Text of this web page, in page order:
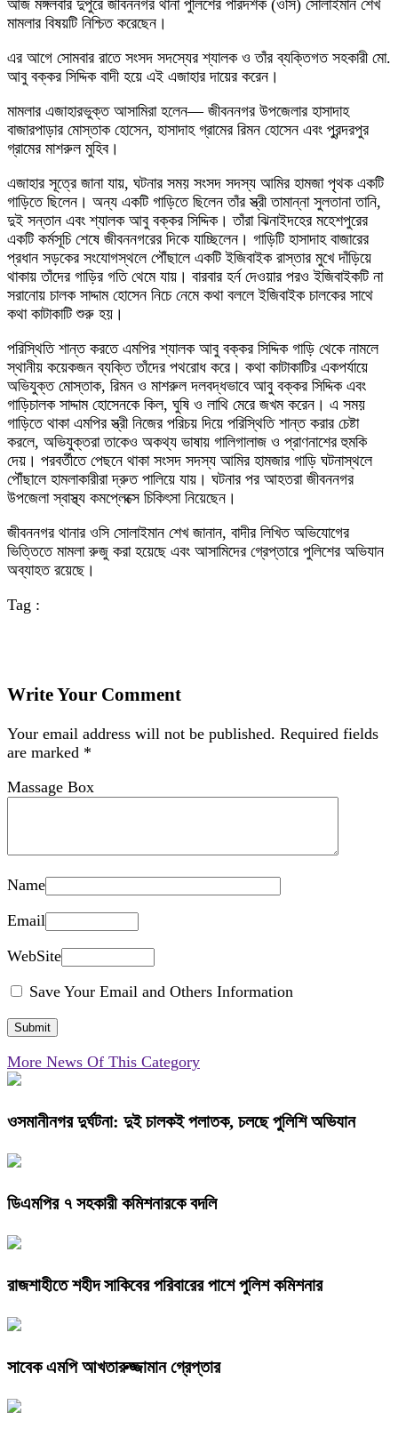
আজ মঙ্গলবার দুপুরে জীবননগর থানা পুলিশের পরিদর্শক (ওসি) সোলাইমান শেখ
মামলার বিষয়টি নিশ্চিত করেছেন।
এর আগে সোমবার রাতে সংসদ সদস্যের শ্যালক ও তাঁর ব্যক্তিগত সহকারী মো.
আবু বক্কর সিদ্দিক বাদী হয়ে এই এজাহার দায়ের করেন।
মামলার এজাহারভুক্ত আসামিরা হলেন— জীবননগর উপজেলার হাসাদাহ
বাজারপাড়ার মোস্তাক হোসেন, হাসাদাহ গ্রামের রিমন হোসেন এবং পুরন্দরপুর
গ্রামের মাশরুল মুহিব।
এজাহার সূত্রে জানা যায়, ঘটনার সময় সংসদ সদস্য আমির হামজা পৃথক একটি
গাড়িতে ছিলেন। অন্য একটি গাড়িতে ছিলেন তাঁর স্ত্রী তামান্না সুলতানা তানি,
দুই সন্তান এবং শ্যালক আবু বক্কর সিদ্দিক। তাঁরা ঝিনাইদহের মহেশপুরের
একটি কর্মসূচি শেষে জীবননগরের দিকে যাচ্ছিলেন। গাড়িটি হাসাদাহ বাজারের
প্রধান সড়কের সংযোগস্থলে পৌঁছালে একটি ইজিবাইক রাস্তার মুখে দাঁড়িয়ে
থাকায় তাঁদের গাড়ির গতি থেমে যায়। বারবার হর্ন দেওয়ার পরও ইজিবাইকটি না
সরানোয় চালক সাদ্দাম হোসেন নিচে নেমে কথা বললে ইজিবাইক চালকের সাথে
কথা কাটাকাটি শুরু হয়।
পরিস্থিতি শান্ত করতে এমপির শ্যালক আবু বক্কর সিদ্দিক গাড়ি থেকে নামলে
স্থানীয় কয়েকজন ব্যক্তি তাঁদের পথরোধ করে। কথা কাটাকাটির একপর্যায়ে
অভিযুক্ত মোস্তাক, রিমন ও মাশরুল দলবদ্ধভাবে আবু বক্কর সিদ্দিক এবং
গাড়িচালক সাদ্দাম হোসেনকে কিল, ঘুষি ও লাথি মেরে জখম করেন। এ সময়
গাড়িতে থাকা এমপির স্ত্রী নিজের পরিচয় দিয়ে পরিস্থিতি শান্ত করার চেষ্টা
করলে, অভিযুক্তরা তাকেও অকথ্য ভাষায় গালিগালাজ ও প্রাণনাশের হুমকি
দেয়। পরবর্তীতে পেছনে থাকা সংসদ সদস্য আমির হামজার গাড়ি ঘটনাস্থলে
পৌঁছালে হামলাকারীরা দ্রুত পালিয়ে যায়। ঘটনার পর আহতরা জীবননগর
উপজেলা স্বাস্থ্য কমপ্লেক্সে চিকিৎসা নিয়েছেন।
জীবননগর থানার ওসি সোলাইমান শেখ জানান, বাদীর লিখিত অভিযোগের
ভিত্তিতে মামলা রুজু করা হয়েছে এবং আসামিদের গ্রেপ্তারে পুলিশের অভিযান
অব্যাহত রয়েছে।
Tag :
Write Your Comment
Your email address will not be published. Required fields
are marked *
Massage Box
Name
Email
WebSite
Save Your Email and Others Information
More News Of This Category
ওসমানীনগর দুর্ঘটনা: দুই চালকই পলাতক, চলছে পুলিশি অভিযান
ডিএমপির ৭ সহকারী কমিশনারকে বদলি
রাজশাহীতে শহীদ সাকিবের পরিবারের পাশে পুলিশ কমিশনার
সাবেক এমপি আখতারুজ্জামান গ্রেপ্তার